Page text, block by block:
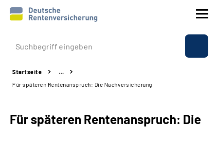
Prävention
Reha
Startseite
…
Für späteren Rentenanspruch: Die Nachversicherung
Für späteren Rentenanspruch: Die